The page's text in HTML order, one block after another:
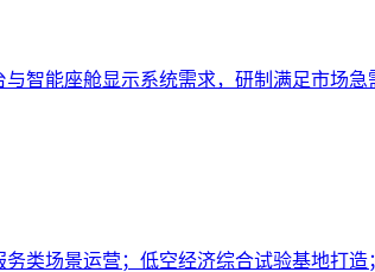
智能座舱显示系统需求，研制满足市场
类场景运营；低空经济综合试验基地打造